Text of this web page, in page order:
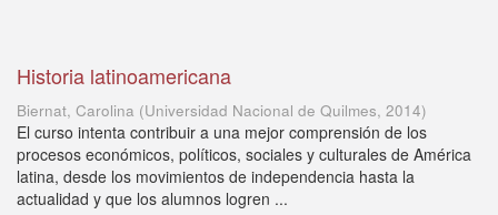
Historia latinoamericana
Biernat, Carolina (Universidad Nacional de Quilmes, 2014)
El curso intenta contribuir a una mejor comprensión de los
procesos económicos, políticos, sociales y culturales de América
latina, desde los movimientos de independencia hasta la
actualidad y que los alumnos logren ...